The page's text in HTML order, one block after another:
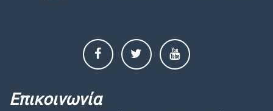
Επικοινωνία